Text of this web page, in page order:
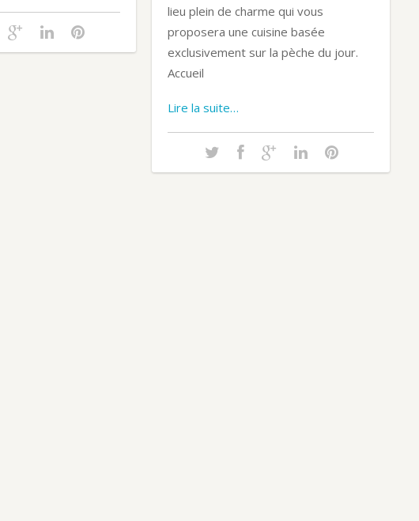
lieu plein de charme qui vous
proposera une cuisine basée
exclusivement sur la pèche du jour.
Accueil
Lire la suite…